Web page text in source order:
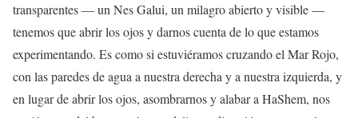
transparentes — un Nes Galui, un milagro abierto y visible —
tenemos que abrir los ojos y darnos cuenta de lo que estamos
experimentando. Es como si estuviéramos cruzando el Mar Rojo,
con las paredes de agua a nuestra derecha y a nuestra izquierda, y
en lugar de abrir los ojos, asombrarnos y alabar a HaShem, nos